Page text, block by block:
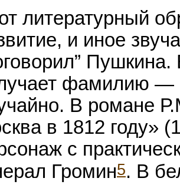
литературный
и иное
фамилию —
В романе
в 1812 году»
с
Громин5. В